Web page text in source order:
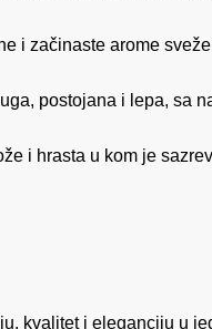
i začinaste arome
postojana i lepa, sa
i hrasta u kom je
kvalitet i eleganciju u